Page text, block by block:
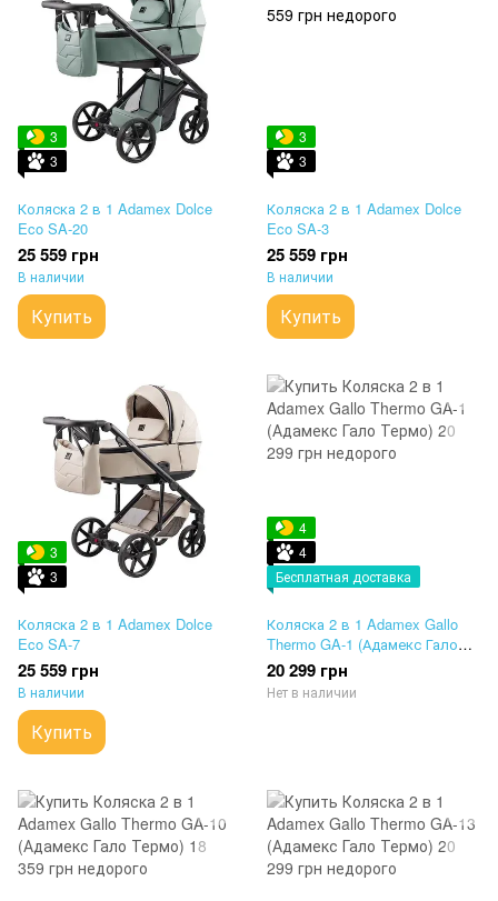
3
3
Коляска 2 в 1 Adamex Dolce
Eco SA-20
25 559 грн
В наличии
Купить
3
3
Коляска 2 в 1 Adamex Dolce
Eco SA-3
25 559 грн
В наличии
Купить
3
3
Коляска 2 в 1 Adamex Dolce
Eco SA-7
25 559 грн
В наличии
Купить
4
4
Бесплатная доставка
Коляска 2 в 1 Adamex Gallo
Thermo GA-1 (Адамекс Гало
Термо)
20 299 грн
Нет в наличии